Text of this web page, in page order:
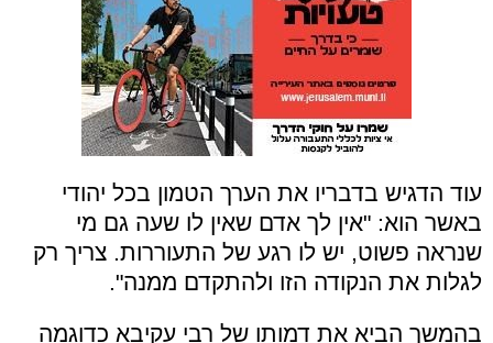
עוד הדגיש בדבריו את הערך הטמון בכל יהודי
באשר הוא: "אין לך אדם שאין לו שעה גם מי
שנראה פשוט, יש לו רגע של התעוררות. צריך רק
לגלות את הנקודה הזו ולהתקדם ממנה".
בהמשך הביא את דמותו של רבי עקיבא כדוגמה